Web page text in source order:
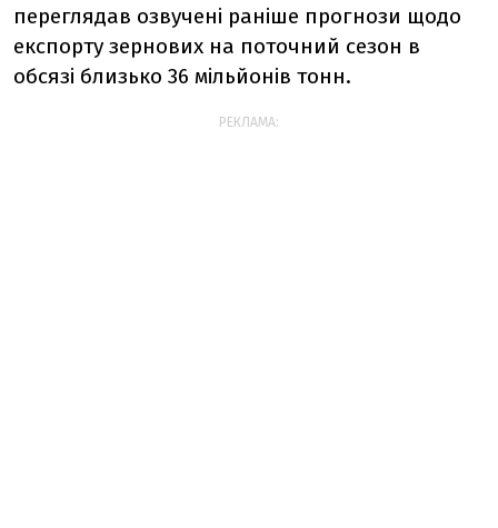
переглядав озвучені раніше прогнози щодо
експорту зернових на поточний сезон в
обсязі близько 36 мільйонів тонн.
РЕКЛАМА: